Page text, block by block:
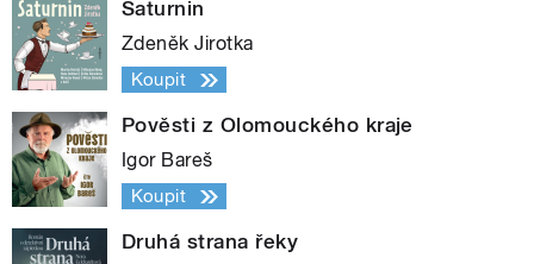
Saturnin
Zdeněk Jirotka
Koupit
Pověsti z Olomouckého kraje
Igor Bareš
Koupit
Druhá strana řeky